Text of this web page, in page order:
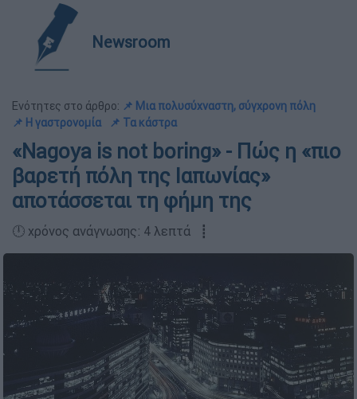
Newsroom
Ενότητες στο άρθρο: 📌 Μια πολυσύχναστη, σύγχρονη πόλη
📌 Η γαστρονομία
📌 Τα κάστρα
«Nagoya is not boring» - Πώς η «πιο
βαρετή πόλη της Ιαπωνίας»
αποτάσσεται τη φήμη της
🕛 χρόνος ανάγνωσης: 4 λεπτά ┋